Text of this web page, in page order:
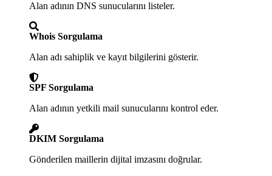
Alan adının DNS sunucularını listeler.
Whois Sorgulama
Alan adı sahiplik ve kayıt bilgilerini gösterir.
SPF Sorgulama
Alan adının yetkili mail sunucularını kontrol eder.
DKIM Sorgulama
Gönderilen maillerin dijital imzasını doğrular.